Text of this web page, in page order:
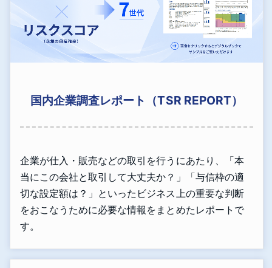
国内企業調査レポート（TSR REPORT）
企業が仕入・販売などの取引を行うにあたり、「本
当にこの会社と取引して大丈夫か？」「与信枠の適
切な設定額は？」といったビジネス上の重要な判断
をおこなうために必要な情報をまとめたレポートで
す。